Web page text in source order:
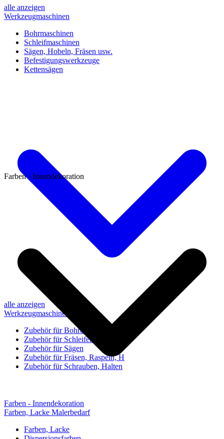
alle anzeigen
Werkzeugmaschinen
Bohrmaschinen
Schleifmaschinen
Sägen, Hobeln, Fräsen usw.
Befestigungswerkzeuge
Kettensägen
alle anzeigen
Werkzeugmaschinen-Zubehör
Zubehör für Bohren, Bohrhilfen
Zubehör für Schleifen, Poliere
Zubehör für Sägen
Zubehör für Fräsen, Raspeln, H
Zubehör für Schrauben, Halten
Farben - Innendekoration
Farben - Innendekoration
Farben, Lacke Malerbedarf
Farben, Lacke